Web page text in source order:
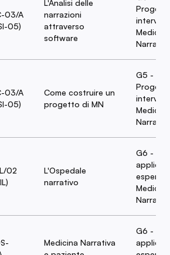
03/A
05)
L'Analisi delle
narrazioni
attraverso
software
Medicina
03/A
05)
Come costruire un
progetto di MN
G5 -
Medicina
02
L'Ospedale
narrativo
G6 -
Medicina
Medicina Narrativa
G6 -